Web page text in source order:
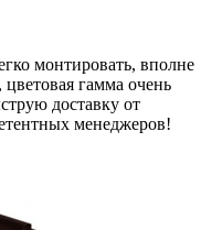
монтировать, вполне
гамма очень
доставку от
менеджеров!